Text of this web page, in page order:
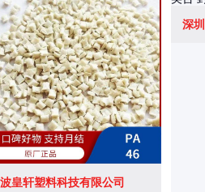
皇轩塑料科技有限公司
深